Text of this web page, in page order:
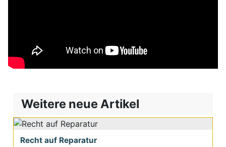
Weitere neue Artikel
Recht auf Reparatur